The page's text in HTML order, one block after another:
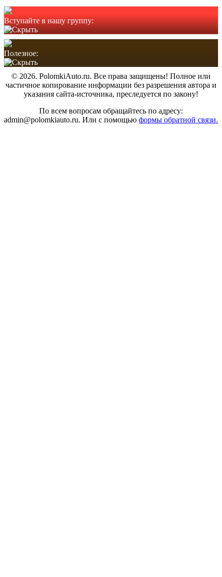
Вступайте в нашу группу:
Полезное:
© 2026. PolomkiAuto.ru. Все права защищены! Полное или
частичное копирование информации без разрешения автора и
указания сайта-источника, преследуется по закону!
По всем вопросам обращайтесь по адресу:
admin@polomkiauto.ru. Или с помощью формы обратной связи.